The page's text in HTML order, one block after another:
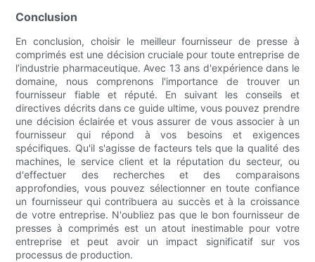
Conclusion
En conclusion, choisir le meilleur fournisseur de presse à
comprimés est une décision cruciale pour toute entreprise de
l’industrie pharmaceutique. Avec 13 ans d'expérience dans le
domaine, nous comprenons l'importance de trouver un
fournisseur fiable et réputé. En suivant les conseils et
directives décrits dans ce guide ultime, vous pouvez prendre
une décision éclairée et vous assurer de vous associer à un
fournisseur qui répond à vos besoins et exigences
spécifiques. Qu'il s'agisse de facteurs tels que la qualité des
machines, le service client et la réputation du secteur, ou
d'effectuer des recherches et des comparaisons
approfondies, vous pouvez sélectionner en toute confiance
un fournisseur qui contribuera au succès et à la croissance
de votre entreprise. N'oubliez pas que le bon fournisseur de
presses à comprimés est un atout inestimable pour votre
entreprise et peut avoir un impact significatif sur vos
processus de production.